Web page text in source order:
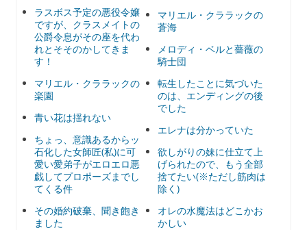
ラスボス予定の悪役令嬢
ですが、クラスメイトの
公爵令息がその座を代わ
れとそそのかしてきま
す！
マリエル・クララックの
楽園
青い花は揺れない
ちょっ、意識あるからッ
石化した女師匠(私)に可
愛い愛弟子がエロエロ悪
戯してプロポーズまでし
てくる件
その婚約破棄、聞き飽き
ました
マリエル・クララックの
蒼海
メロディ・ベルと薔薇の
騎士団
転生したことに気づいた
のは、エンディングの後
でした
エレナは分かっていた
欲しがりの妹に仕立て上
げられたので、もう全部
捨てたい(※ただし筋肉は
除く)
オレの水魔法はどこかお
かしい